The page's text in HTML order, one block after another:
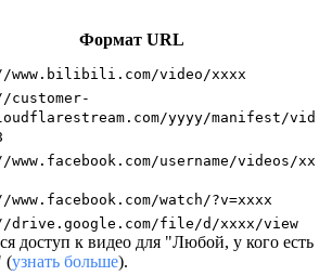
Формат URL
www.bilibili.com/video/xxxx
yyyy/manifest/vid
username/videos/xx
watch/?v=xxxx
drive.google.com/file/d/xxxx/view
доступ к видео для "Любой, у кого есть
(узнать больше).